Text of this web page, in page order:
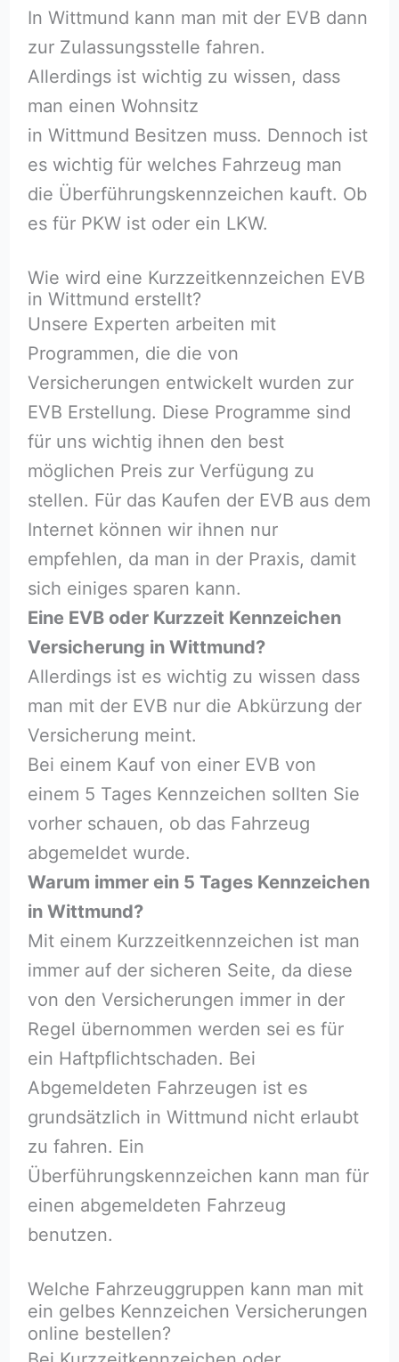
In Wittmund kann man mit der EVB dann
zur Zulassungsstelle fahren.
Allerdings ist wichtig zu wissen, dass
man einen Wohnsitz
in Wittmund Besitzen muss. Dennoch ist
es wichtig für welches Fahrzeug man
die Überführungskennzeichen kauft. Ob
es für PKW ist oder ein LKW.
Wie wird eine Kurzzeitkennzeichen EVB
in Wittmund erstellt?
Unsere Experten arbeiten mit
Programmen, die die von
Versicherungen entwickelt wurden zur
EVB Erstellung. Diese Programme sind
für uns wichtig ihnen den best
möglichen Preis zur Verfügung zu
stellen. Für das Kaufen der EVB aus dem
Internet können wir ihnen nur
empfehlen, da man in der Praxis, damit
sich einiges sparen kann.
Eine EVB oder Kurzzeit Kennzeichen
Versicherung in Wittmund?
Allerdings ist es wichtig zu wissen dass
man mit der EVB nur die Abkürzung der
Versicherung meint.
Bei einem Kauf von einer EVB von
einem 5 Tages Kennzeichen sollten Sie
vorher schauen, ob das Fahrzeug
abgemeldet wurde.
Warum immer ein 5 Tages Kennzeichen
in Wittmund?
Mit einem Kurzzeitkennzeichen ist man
immer auf der sicheren Seite, da diese
von den Versicherungen immer in der
Regel übernommen werden sei es für
ein Haftpflichtschaden. Bei
Abgemeldeten Fahrzeugen ist es
grundsätzlich in Wittmund nicht erlaubt
zu fahren. Ein
Überführungskennzeichen kann man für
einen abgemeldeten Fahrzeug
benutzen.
Welche Fahrzeuggruppen kann man mit
ein gelbes Kennzeichen Versicherungen
online bestellen?